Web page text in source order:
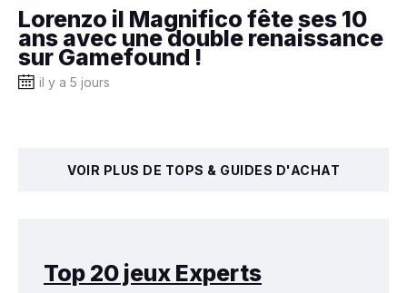
Lorenzo il Magnifico fête ses 10
ans avec une double renaissance
sur Gamefound !
il y a 5 jours
VOIR PLUS DE TOPS & GUIDES D'ACHAT
Top 20 jeux Experts